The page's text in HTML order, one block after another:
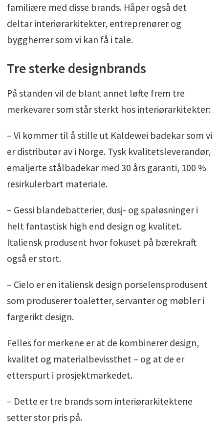
familiære med disse brands. Håper også det
deltar interiørarkitekter, entreprenører og
byggherrer som vi kan få i tale.
Tre sterke designbrands
På standen vil de blant annet løfte frem tre
merkevarer som står sterkt hos interiørarkitekter:
– Vi kommer til å stille ut Kaldewei badekar som vi
er distributør av i Norge. Tysk kvalitetsleverandør,
emaljerte stålbadekar med 30 års garanti, 100 %
resirkulerbart materiale.
– Gessi blandebatterier, dusj- og spaløsninger i
helt fantastisk high end design og kvalitet.
Italiensk produsent hvor fokuset på bærekraft
også er stort.
– Cielo er en italiensk design porselensprodusent
som produserer toaletter, servanter og møbler i
fargerikt design.
Felles for merkene er at de kombinerer design,
kvalitet og materialbevissthet – og at de er
etterspurt i prosjektmarkedet.
– Dette er tre brands som interiørarkitektene
setter stor pris på.